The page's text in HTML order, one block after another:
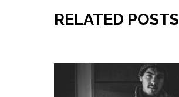
RELATED POSTS